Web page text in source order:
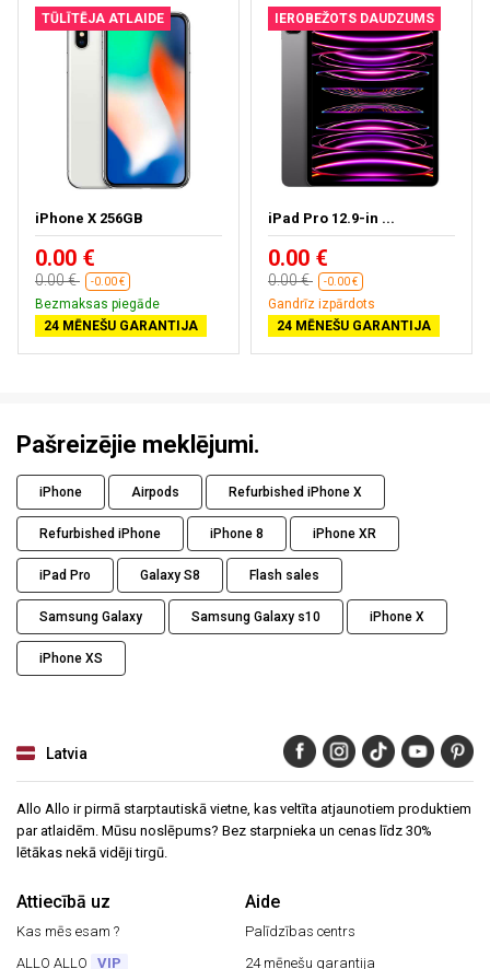
TŪLĪTĒJA ATLAIDE
iPhone X 256GB
0.00 €
0.00 € -0.00 €
Bezmaksas piegāde
24 MĒNEŠU GARANTIJA
IEROBEŽOTS DAUDZUMS
iPad Pro 12.9-in ...
0.00 €
0.00 € -0.00 €
Gandrīz izpārdots
24 MĒNEŠU GARANTIJA
Pašreizējie meklējumi.
iPhone Airpods Refurbished iPhone X
Refurbished iPhone iPhone 8 iPhone XR
iPad Pro Galaxy S8 Flash sales
Samsung Galaxy Samsung Galaxy s10 iPhone X
iPhone XS
Latvia
Allo Allo ir pirmā starptautiskā vietne, kas veltīta atjaunotiem produktiem
par atlaidēm. Mūsu noslēpums? Bez starpnieka un cenas līdz 30%
lētākas nekā vidēji tirgū.
Attiecībā uz
Kas mēs esam ?
ALLO ALLO
VIP
Aide
Palīdzības centrs
24 mēnešu garantija